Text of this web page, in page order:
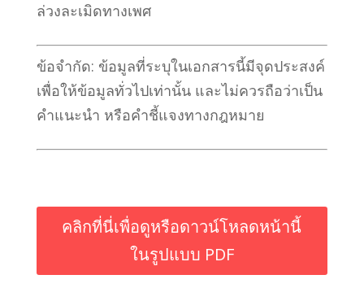
ล่วงละเมิดทางเพศ
ข้อจำกัด: ข้อมูลที่ระบุในเอกสารนี้มีจุดประสงค์
เพื่อให้ข้อมูลทั่วไปเท่านั้น และไม่ควรถือว่าเป็น
คำแนะนำ หรือคำชี้แจงทางกฎหมาย
คลิกที่นี่เพื่อดูหรือดาวน์โหลดหน้านี้
ในรูปแบบ PDF